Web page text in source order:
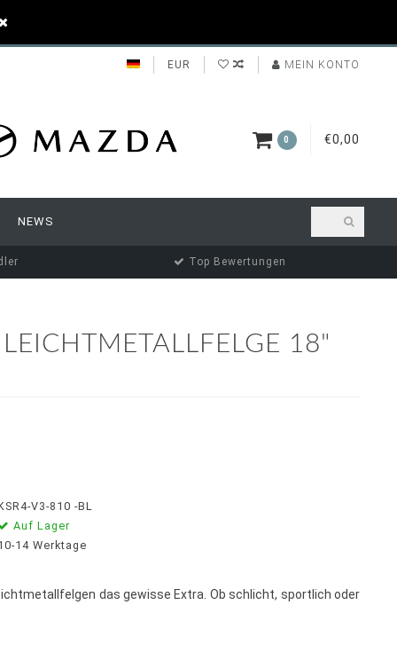
EUR MEIN KONTO
0 €0,00
NEWS
Top Bewertungen
18"
V3-810 -BL
Auf Lager
14 Werktage
das gewisse Extra. Ob schlicht, sportlich oder